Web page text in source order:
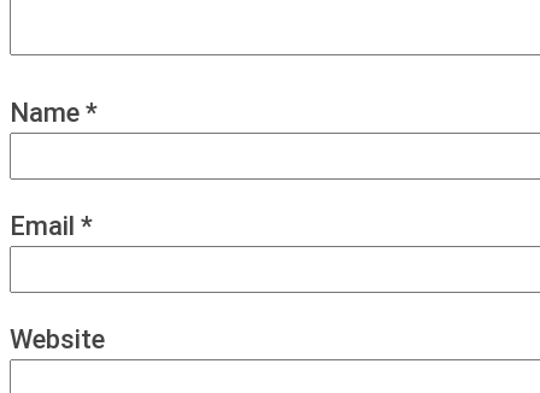
Name *
Email *
Website